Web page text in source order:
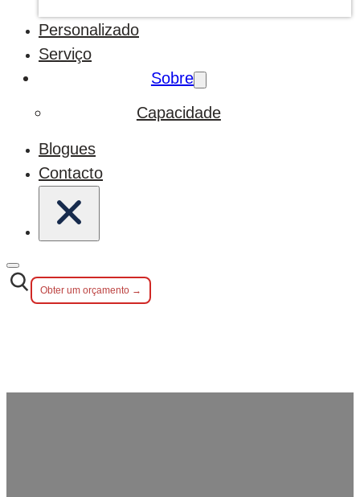
Personalizado
Serviço
Sobre
Capacidade
Blogues
Contacto
Obter um orçamento →